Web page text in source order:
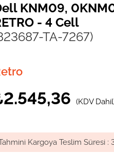
KNM09,
- 4 Cell
TA-7267)
(KDV
Kargoya Teslim Süresi :